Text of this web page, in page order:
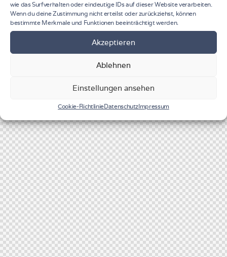
wie das Surfverhalten oder eindeutige IDs auf dieser Website verarbeiten.
Wenn du deine Zustimmung nicht erteilst oder zurückziehst, können
bestimmte Merkmale und Funktionen beeinträchtigt werden.
Akzeptieren
Ablehnen
Einstellungen ansehen
Cookie-RichtlinieDatenschutzImpressum